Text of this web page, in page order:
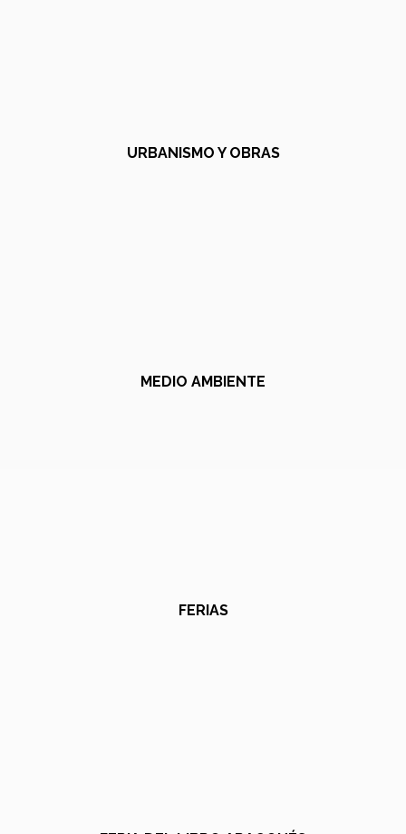
URBANISMO Y OBRAS
MEDIO AMBIENTE
FERIAS